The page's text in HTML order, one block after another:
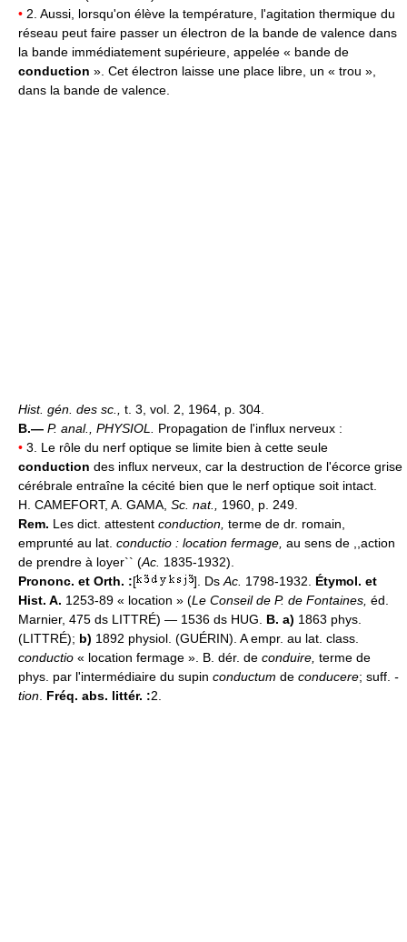
• 2. Aussi, lorsqu'on élève la température, l'agitation thermique du
réseau peut faire passer un électron de la bande de valence dans
la bande immédiatement supérieure, appelée « bande de
conduction ». Cet électron laisse une place libre, un « trou »,
dans la bande de valence.
Hist. gén. des sc., t. 3, vol. 2, 1964, p. 304.
B.— P. anal., PHYSIOL. Propagation de l'influx nerveux :
• 3. Le rôle du nerf optique se limite bien à cette seule
conduction des influx nerveux, car la destruction de l'écorce grise
cérébrale entraîne la cécité bien que le nerf optique soit intact.
H. CAMEFORT, A. GAMA, Sc. nat., 1960, p. 249.
Rem. Les dict. attestent conduction, terme de dr. romain,
emprunté au lat. conductio : location fermage, au sens de ,,action
de prendre à loyer`` (Ac. 1835-1932).
Prononc. et Orth. :[ ]. Ds Ac. 1798-1932. Étymol. et
Hist. A. 1253-89 « location » (Le Conseil de P. de Fontaines, éd.
Marnier, 475 ds LITTRÉ) — 1536 ds HUG. B. a) 1863 phys.
(LITTRÉ); b) 1892 physiol. (GUÉRIN). A empr. au lat. class.
conductio « location fermage ». B. dér. de conduire, terme de
phys. par l'intermédiaire du supin conductum de conducere; suff. -
tion Fréq. abs. littér. :2.